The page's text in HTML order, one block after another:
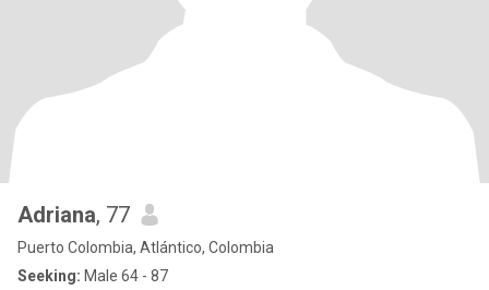
Adriana, 77
Puerto Colombia, Atlántico, Colombia
Seeking: Male 64 - 87